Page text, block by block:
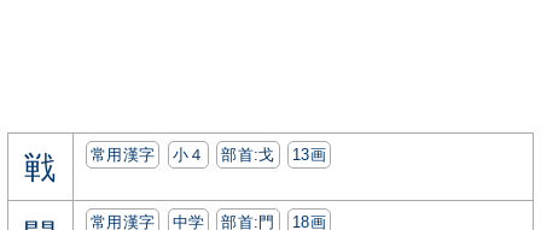
戦 常用漢字 小４ 部首:⼽ 13画
常用漢字 中学 部首:⾨ 18画